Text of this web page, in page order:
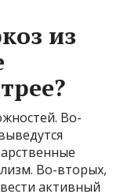
из
Во-
Во-вторых,
активный